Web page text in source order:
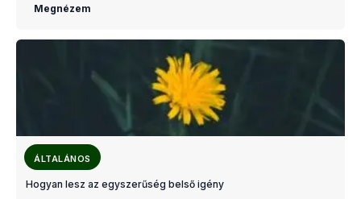
Megnézem
ÁLTALÁNOS
Hogyan lesz az egyszerűség belső igény